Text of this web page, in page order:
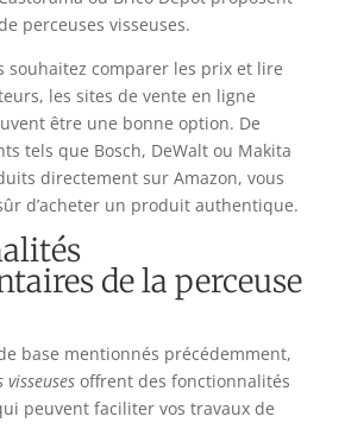
perceuses visseuses.
souhaitez comparer les prix et lire
les sites de vente en ligne
être une bonne option. De
tels que Bosch, DeWalt ou Makita
directement sur Amazon, vous
d’acheter un produit authentique.
de la perceuse
base mentionnés précédemment,
visseusesoffrent des fonctionnalités
peuvent faciliter vos travaux de